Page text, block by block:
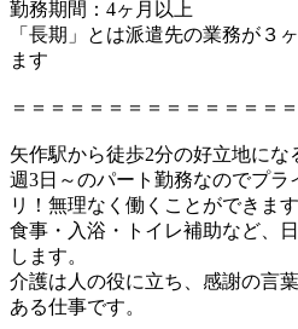
勤務期間：4ヶ月以上
「長期」とは派遣先の業務が３
ます
＝＝＝＝＝＝＝＝＝＝＝＝＝＝＝
矢作駅から徒歩2分の好立地にな
週3日～のパート勤務なのでプラ
リ！無理なく働くことができま
食事・入浴・トイレ補助など、
します。
介護は人の役に立ち、感謝の言
ある仕事です。